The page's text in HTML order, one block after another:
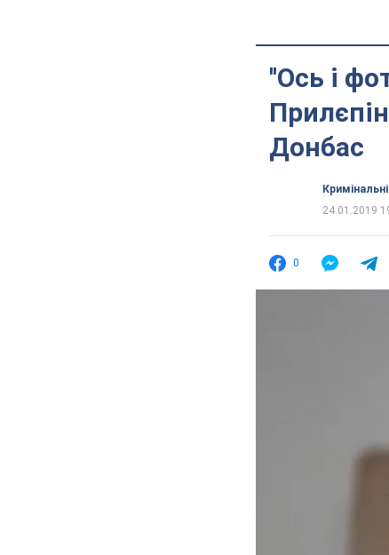
''Ось і
Донбас
24.01.2019
0